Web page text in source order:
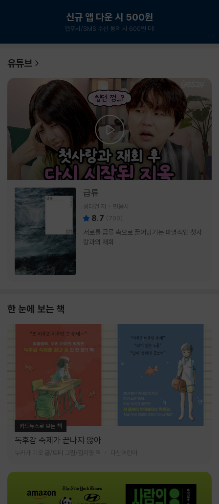
신규 앱 다운 시 500원
앱푸시/SMS 수신 동의 시 600원 더!
유튜브
급류
정대건 저 민음사
8.7 (700)
서로를 급류 속으로 끌어당기는 파멸적인 첫사
랑과의 재회
한 눈에 보는 책
카드뉴스로 보는 책
독후감 숙제가 끝나지 않아
누카가 미오 글/토티 그림/김지영 역 다산어린이